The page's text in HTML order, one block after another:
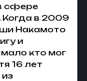
сфере
Когда в 2009
Накамото
и
кто мог
16 лет